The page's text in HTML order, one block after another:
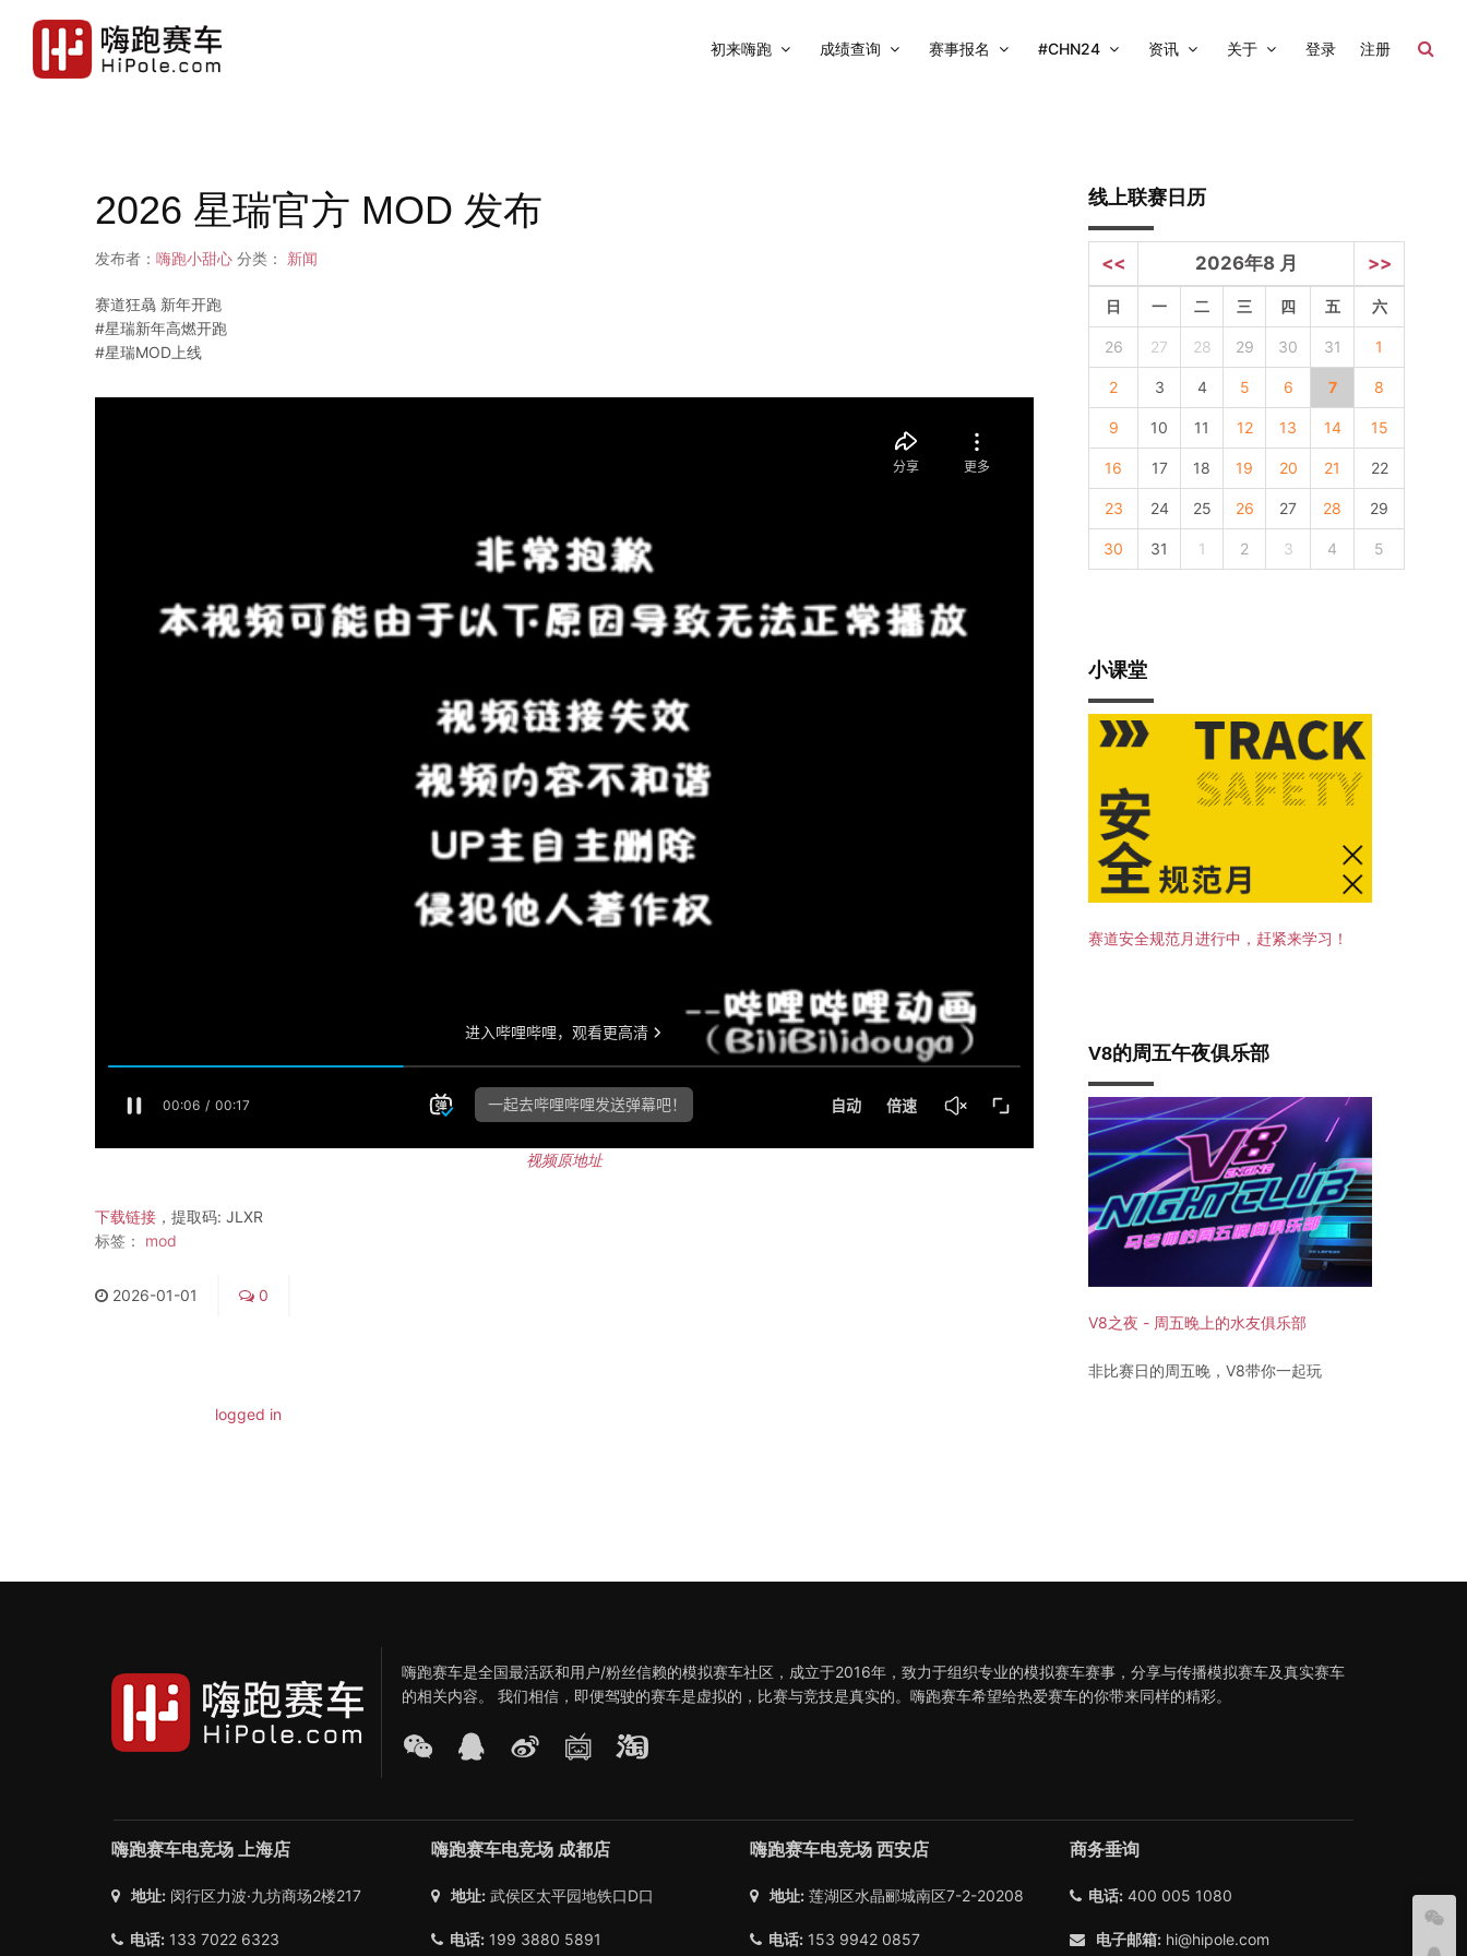
初来嗨跑 成绩查询 赛事报名 #CHN24 资讯 关于 登录 注册
2026 星瑞官方 MOD 发布
发布者： 嗨跑小甜心 分类： 新闻
赛道狂骉 新年开跑
#星瑞新年高燃开跑
#星瑞MOD上线
视频原地址
下载链接 ， 提取码: JLXR
标签： mod
2026-01-01 0
logged in
线上联赛日历
<< 2026年8 月 >>
日 一 二 三 四 五 六
26 27 28 29 30 31 1
2 3 4 5 6 7 8
9 10 11 12 13 14 15
16 17 18 19 20 21 22
23 24 25 26 27 28 29
30 31 1 2 3 4 5
小课堂
赛道安全规范月进行中，赶紧来学习！
V8的周五午夜俱乐部
V8之夜 - 周五晚上的水友俱乐部
非比赛日的周五晚，V8带你一起玩
嗨跑赛车是全国最活跃和用户/粉丝信赖的模拟赛车社区，成立于2016年，致力于组织专业的模拟赛车赛事，分享与传播模拟赛车及真实赛车
的相关内容。 我们相信，即便驾驶的赛车是虚拟的，比赛与竞技是真实的。嗨跑赛车希望给热爱赛车的你带来同样的精彩。
嗨跑赛车电竞场 上海店
地址: 闵行区力波·九坊商场2楼217
电话: 133 7022 6323
嗨跑赛车电竞场 成都店
地址:武侯区太平园地铁口D口
电话:199 3880 5891
嗨跑赛车电竞场 西安店
地址: 莲湖区水晶郦城南区7-2-20208
电话: 153 9942 0857
商务垂询
电话:400 005 1080
电子邮箱:hi@hipole.com